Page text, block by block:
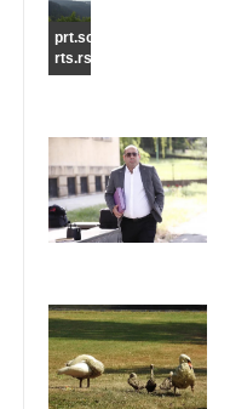
prt.scr
rts.rs